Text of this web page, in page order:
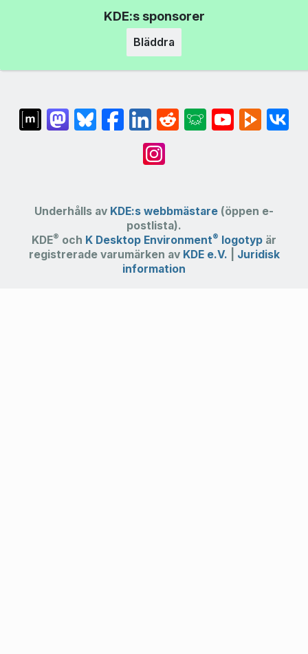
KDE:s sponsorer
Bläddra
Underhålls av KDE:s webbmästare (öppen e-
postlista).
KDE® och K Desktop Environment® logotyp är
registrerade varumärken av KDE e.V.
Juridisk
information